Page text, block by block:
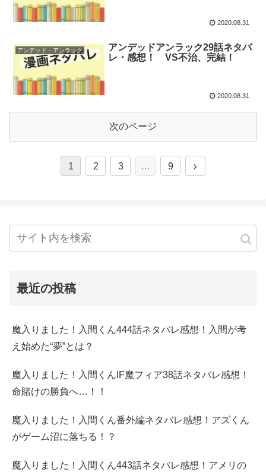
2020.08.31
アンデッド・アンラック
アンデッドアンラック29話ネタバ
レ・感想！ VS不治、完結！
2020.08.31
次のページ
1 2 3 … 9
最近の投稿
魔入りました！入間くん444話ネタバレ感想！入間が考
え始めた“夢”とは？
魔入りました！入間くんIF魔フィア38話ネタバレ感想！
命賭けの勝負へ…！！
魔入りました！入間くん番外編ネタバレ感想！アズくん
がゲーム沼に落ちる！？
魔入りました！入間くん443話ネタバレ感想！アメリの